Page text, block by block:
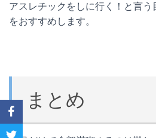
アスレチックをしに行く！と言
をおすすめします。
まとめ